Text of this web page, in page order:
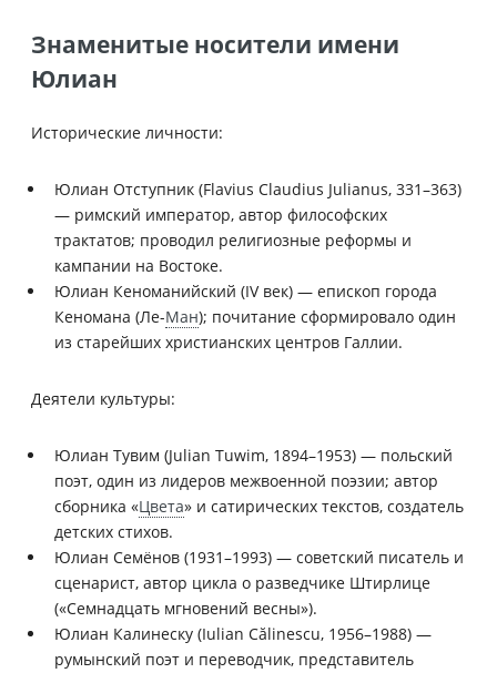
Знаменитые носители имени
Юлиан
Исторические личности:
Юлиан Отступник (Flavius Claudius Julianus, 331–363)
— римский император, автор философских
трактатов; проводил религиозные реформы и
кампании на Востоке.
Юлиан Кеноманийский (IV век) — епископ города
Кеномана (Ле-Ман); почитание сформировало один
из старейших христианских центров Галлии.
Деятели культуры:
Юлиан Тувим (Julian Tuwim, 1894–1953) — польский
поэт, один из лидеров межвоенной поэзии; автор
сборника «Цвета» и сатирических текстов, создатель
детских стихов.
Юлиан Семёнов (1931–1993) — советский писатель и
сценарист, автор цикла о разведчике Штирлице
(«Семнадцать мгновений весны»).
Юлиан Калинеску (Iulian Călinescu, 1956–1988) —
румынский поэт и переводчик, представитель